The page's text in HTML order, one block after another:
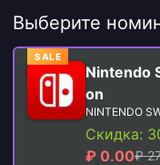
Выберите
SALE
Nintendo
on
NINTENDO
Скидка:
₽ 0.00₽